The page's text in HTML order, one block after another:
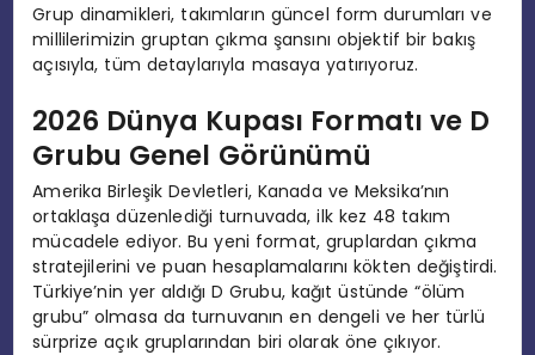
Grup dinamikleri, takımların güncel form durumları ve
millilerimizin gruptan çıkma şansını objektif bir bakış
açısıyla, tüm detaylarıyla masaya yatırıyoruz.
2026 Dünya Kupası Formatı ve D
Grubu Genel Görünümü
Amerika Birleşik Devletleri, Kanada ve Meksika’nın
ortaklaşa düzenlediği turnuvada, ilk kez 48 takım
mücadele ediyor. Bu yeni format, gruplardan çıkma
stratejilerini ve puan hesaplamalarını kökten değiştirdi.
Türkiye’nin yer aldığı D Grubu, kağıt üstünde “ölüm
grubu” olmasa da turnuvanın en dengeli ve her türlü
sürprize açık gruplarından biri olarak öne çıkıyor.